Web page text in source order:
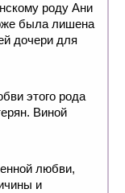
роду Ани
была лишена
дочери для
этого рода
Виной
любви,
и